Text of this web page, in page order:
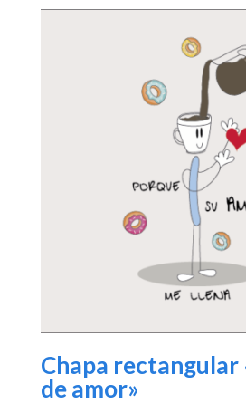
Chapa rectangular
de amor»